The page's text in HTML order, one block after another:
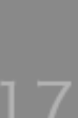
セパタクロー